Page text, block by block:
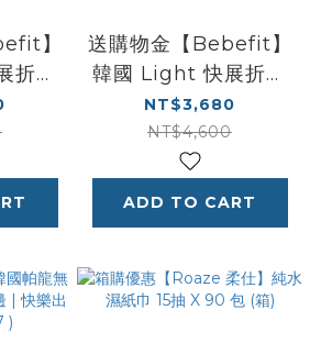
】
折疊
送購物金【Bebefit】
韓國 Light 快展折疊
腰凳 - 淺雲灰
NT$3,680
NT$4,600
ADD TO CART